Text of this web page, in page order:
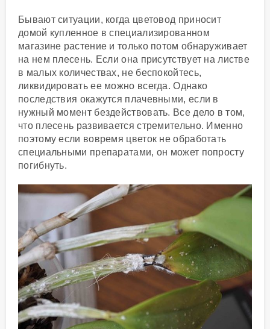
Бывают ситуации, когда цветовод приносит
домой купленное в специализированном
магазине растение и только потом обнаруживает
на нем плесень. Если она присутствует на листве
в малых количествах, не беспокойтесь,
ликвидировать ее можно всегда. Однако
последствия окажутся плачевными, если в
нужный момент бездействовать. Все дело в том,
что плесень развивается стремительно. Именно
поэтому если вовремя цветок не обработать
специальными препаратами, он может попросту
погибнуть.